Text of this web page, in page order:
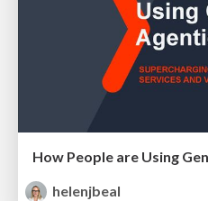
helenjbeal